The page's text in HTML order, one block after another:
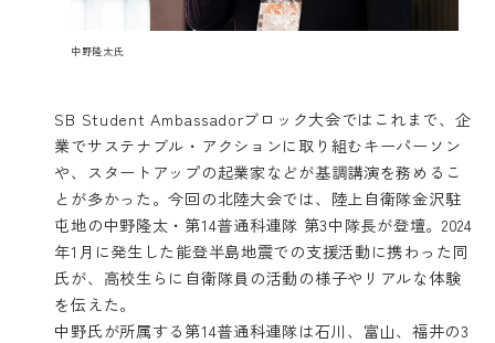
中野隆太氏
SB Student Ambassadorブロック大会ではこれまで、企
業でサステナブル・アクションに取り組むキーパーソン
や、スタートアップの起業家などが基調講演を務めるこ
とが多かった。今回の北陸大会では、陸上自衛隊金沢駐
屯地の中野隆太・第14普通科連隊 第3中隊長が登壇。2024
年1月に発生した能登半島地震での支援活動に携わった同
氏が、高校生らに自衛隊員の活動の様子やリアルな体験
を伝えた。
中野氏が所属する第14普通科連隊は石川、富山、福井の3